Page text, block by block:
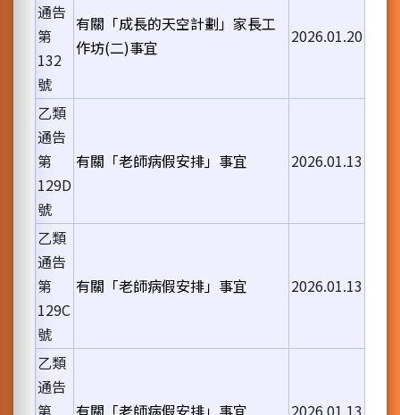
通告
第
132
號
有關「成長的天空計劃」家長工
作坊(二)事宜
2026.01.20
乙類
通告
第
129D
號
有關「老師病假安排」事宜 2026.01.13
乙類
通告
第
129C
號
有關「老師病假安排」事宜 2026.01.13
乙類
通告